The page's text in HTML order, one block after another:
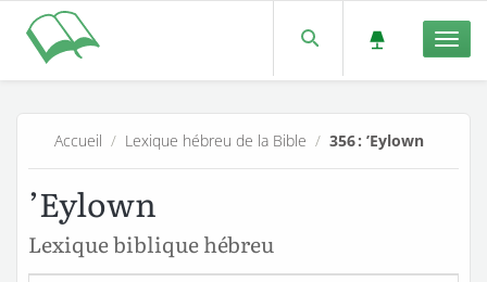
Accueil / Lexique hébreu de la Bible /356 : ’Eylown
’Eylown
Lexique biblique hébreu